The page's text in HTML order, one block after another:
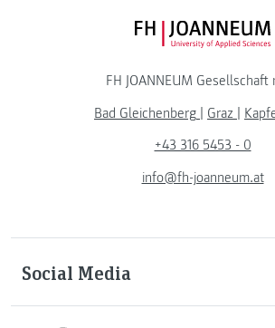
FH JOANNEUM Gesellschaft
Bad Gleichenberg | Graz |
+43 316 5453 - 0
info@fh-joanneum.at
Social Media